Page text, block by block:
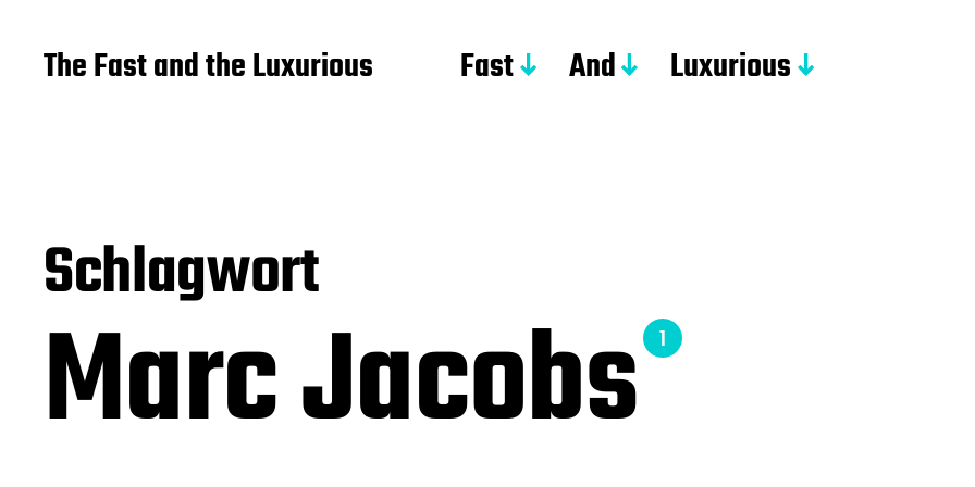
The Fast and the Luxurious Fast And Luxurious
Schlagwort
Marc Jacobs1